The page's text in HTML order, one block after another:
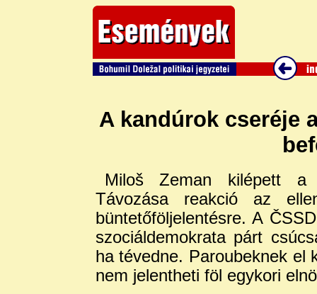
A kandúrok cseréje
Miloš Zeman kilépett a
Távozása reakció az
büntetőföljelentésre. A
szociáldemokrata párt
ha tévedne. Paroubeknek el
nem jelentheti föl egykori